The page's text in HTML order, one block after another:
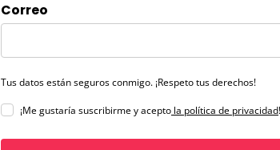
Correo
Tus datos están seguros conmigo. ¡Respeto tus derechos!
¡Me gustaría suscribirme y acepto la política de privacidad!